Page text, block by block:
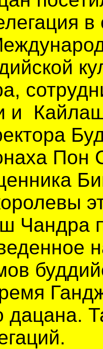
в
и
Пон
Чандра
дацана.